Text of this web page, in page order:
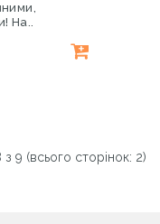
На..
9 (всього сторінок: 2)